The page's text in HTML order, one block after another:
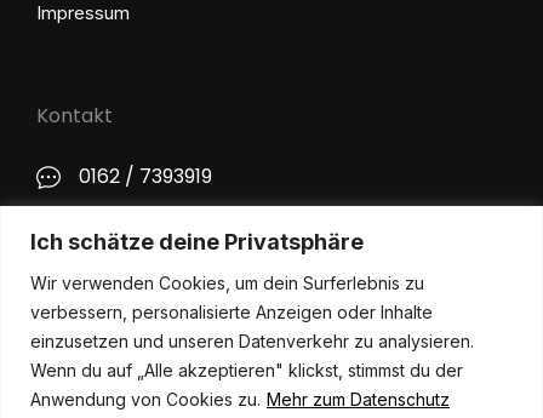
Ich schätze deine Privatsphäre
Wir verwenden Cookies, um dein Surferlebnis zu
verbessern, personalisierte Anzeigen oder Inhalte
einzusetzen und unseren Datenverkehr zu analysieren.
Wenn du auf „Alle akzeptieren" klickst, stimmst du der
Anwendung von Cookies zu. Mehr zum Datenschutz
Impressum
Kontakt
0162 / 7393919
Social Media